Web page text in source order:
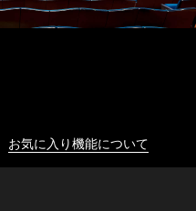
お気に入り機能について